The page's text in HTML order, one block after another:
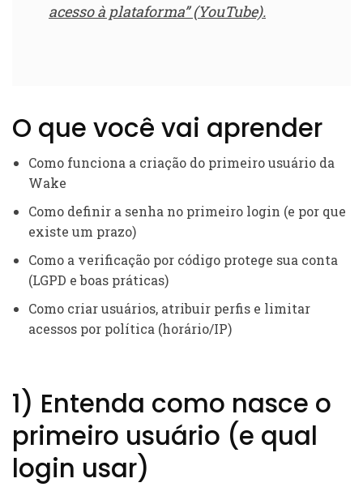
acesso à plataforma” (YouTube).
O que você vai aprender
Como funciona a criação do primeiro usuário da
Wake
Como definir a senha no primeiro login (e por que
existe um prazo)
Como a verificação por código protege sua conta
(LGPD e boas práticas)
Como criar usuários, atribuir perfis e limitar
acessos por política (horário/IP)
1) Entenda como nasce o
primeiro usuário (e qual
login usar)